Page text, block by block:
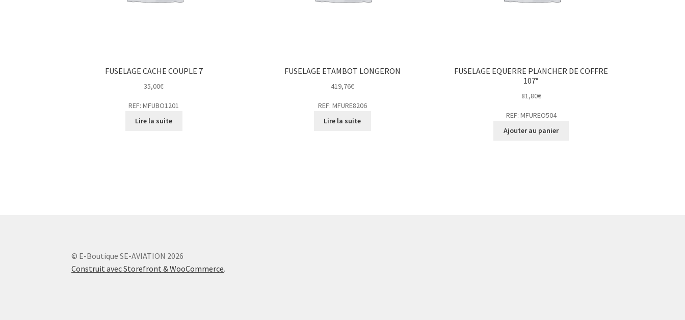
FUSELAGE CACHE COUPLE 7
35,00€
REF: MFUBO1201
Lire la suite
FUSELAGE ETAMBOT LONGERON
419,76€
REF: MFURE8206
Lire la suite
FUSELAGE EQUERRE PLANCHER DE COFFRE
107°
81,80€
REF: MFUREO504
Ajouter au panier
© E-Boutique SE-AVIATION 2026
Construit avec Storefront & WooCommerce.